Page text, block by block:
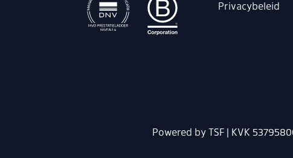
Privacybeleid
Powered by TSF | KVK